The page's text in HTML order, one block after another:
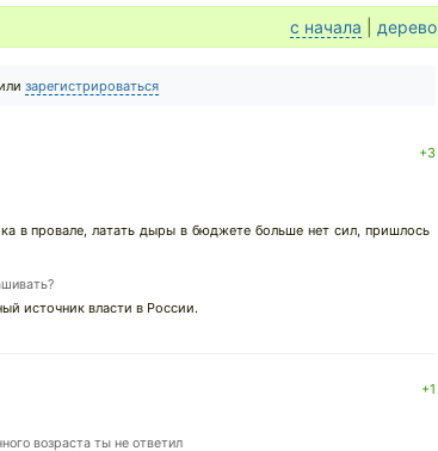
с начала дерево
зарегистрироваться
+3
в провале, латать дыры в бюджете больше нет сил, пришлось
источник власти в России.
+1
возраста ты не ответил